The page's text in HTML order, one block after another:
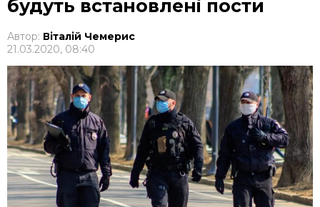
будуть встановлені пости
Автор: Віталій Чемерис
21.03.2020, 08:40